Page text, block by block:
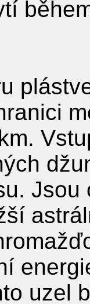
Jsou
uzel